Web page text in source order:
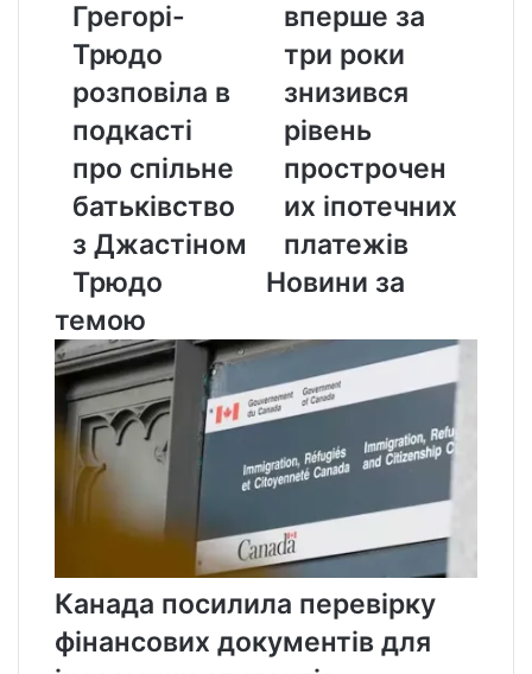
Трюдо
розповіла
подкасті
спільне
батьківство
з
Джастіном
Трюдо
Грегорі-
Трюдо
розповіла в
подкасті
про спільне
батьківство
з Джастіном
Трюдо
вперше
за
три
роки
знизився
рівень
прострочених
іпотечних
платежів
вперше за
три роки
знизився
рівень
прострочен
их іпотечних
платежів
Новини за
темою
Канада посилила перевірку
фінансових документів для